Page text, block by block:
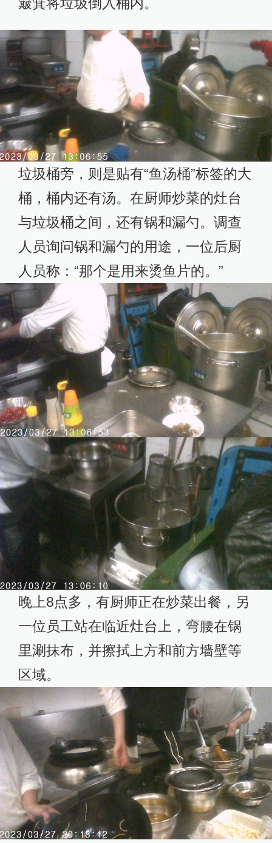
垃圾桶旁，则是贴有“鱼汤桶”标签的大
桶，桶内还有汤。在厨师炒菜的灶台
与垃圾桶之间，还有锅和漏勺。调查
人员询问锅和漏勺的用途，一位后厨
人员称：“那个是用来烫鱼片的。”
晚上8点多，有厨师正在炒菜出餐，另
一位员工站在临近灶台上，弯腰在锅
里涮抹布，并擦拭上方和前方墙壁等
区域。